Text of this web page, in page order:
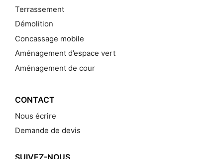
Terrassement
Démolition
Concassage mobile
Aménagement d’espace vert
Aménagement de cour
CONTACT
Nous écrire
Demande de devis